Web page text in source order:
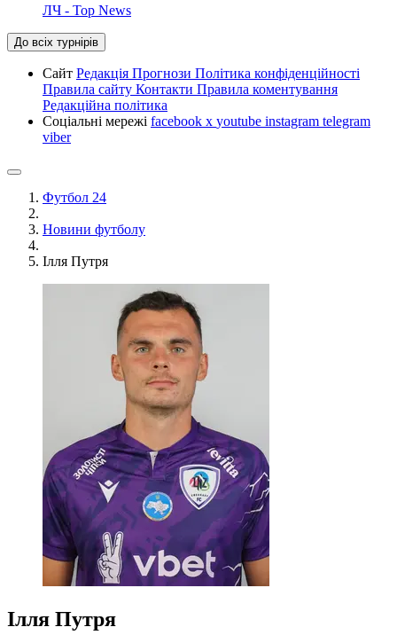
ЛЧ - Top News
До всіх турнірів
Сайт Редакція Прогнози Політика конфіденційності
Правила сайту Контакти Правила коментування
Редакційна політика
Соціальні мережі facebook x youtube instagram telegram
viber
Футбол 24
Новини футболу
Ілля Путря
Ілля Путря